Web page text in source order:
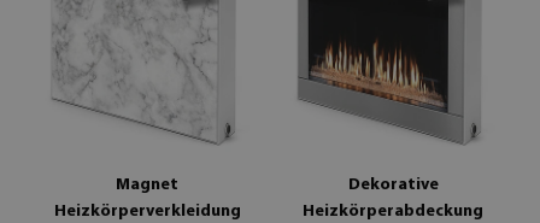
Magnet
Heizkörperverkleidung
Dekorative
Heizkörperabdeckung